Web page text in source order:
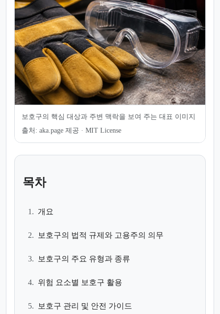
보호구의 핵심 대상과 주변 맥락을 보여 주는 대표 이미지
출처: aka.page 제공 · MIT License
목차
1. 개요
2. 보호구의 법적 규제와 고용주의 의무
3. 보호구의 주요 유형과 종류
4. 위험 요소별 보호구 활용
5. 보호구 관리 및 안전 가이드